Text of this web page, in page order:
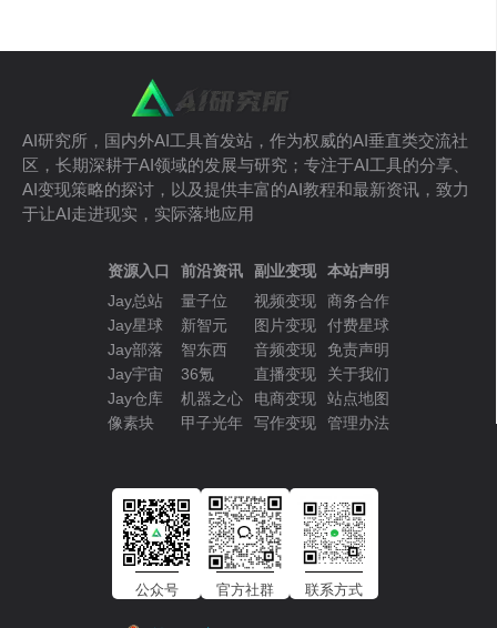
AI研究所，国内外AI工具首发站，作为权威的AI垂直类交流社
区，长期深耕于AI领域的发展与研究；专注于AI工具的分享、
AI变现策略的探讨，以及提供丰富的AI教程和最新资讯，致力
于让AI走进现实，实际落地应用
资源入口
Jay总站
Jay星球
Jay部落
Jay宇宙
Jay仓库
像素块
前沿资讯
量子位
新智元
智东西
36氪
机器之心
甲子光年
副业变现
视频变现
图片变现
音频变现
直播变现
电商变现
写作变现
本站声明
商务合作
付费星球
免责声明
关于我们
站点地图
管理办法
公众号 官方社群 联系方式